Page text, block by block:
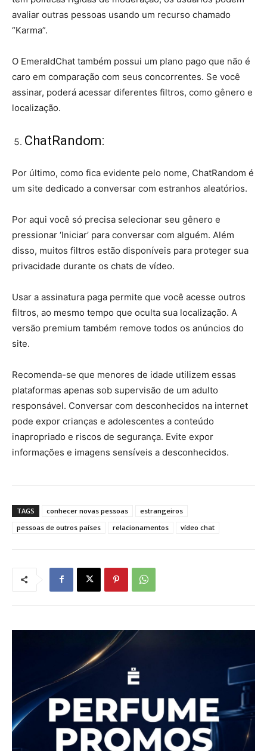
avaliar outras pessoas usando um recurso chamado
“Karma”.
O EmeraldChat também possui um plano pago que não é
caro em comparação com seus concorrentes. Se você
assinar, poderá acessar diferentes filtros, como gênero e
localização.
ChatRandom:
Por último, como fica evidente pelo nome, ChatRandom é
um site dedicado a conversar com estranhos aleatórios.
Por aqui você só precisa selecionar seu gênero e
pressionar ‘Iniciar’ para conversar com alguém. Além
disso, muitos filtros estão disponíveis para proteger sua
privacidade durante os chats de vídeo.
Usar a assinatura paga permite que você acesse outros
filtros, ao mesmo tempo que oculta sua localização. A
versão premium também remove todos os anúncios do
site.
Recomenda-se que menores de idade utilizem essas
plataformas apenas sob supervisão de um adulto
responsável. Conversar com desconhecidos na internet
pode expor crianças e adolescentes a conteúdo
inapropriado e riscos de segurança. Evite expor
informações e imagens sensíveis a desconhecidos.
TAGS conhecer novas pessoas
estrangeiros
pessoas de outros países
relacionamentos vídeo chat